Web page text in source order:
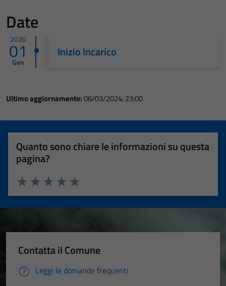
Date
2020
01
Gen
Inizio Incarico
Ultimo aggiornamento:06/03/2024, 23:00
Quanto sono chiare le informazioni su questa
pagina?
Valuta 5 stelle su 5
Valuta 4 stelle su 5
Valuta 3 stelle su 5
Valuta 2 stelle su 5
Valuta 1 stelle su 5
Contatta il Comune
Leggi le domande frequenti